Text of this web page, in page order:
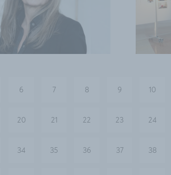
6 7 8 9 10
20 21 22 23 24
34 35 36 37 38